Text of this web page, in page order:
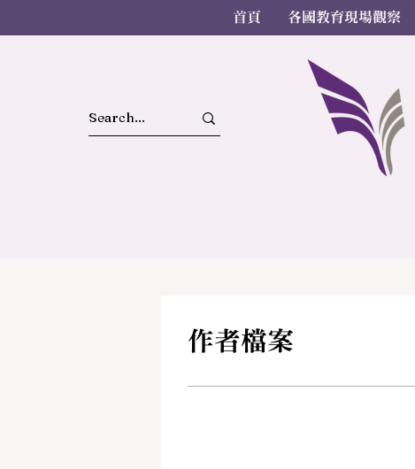
首頁 各國教育現場觀察
作者檔案